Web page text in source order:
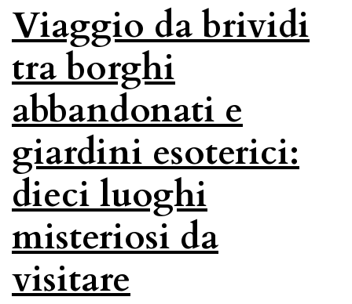
Viaggio da brividi
tra borghi
abbandonati e
giardini esoterici:
dieci luoghi
misteriosi da
visitare